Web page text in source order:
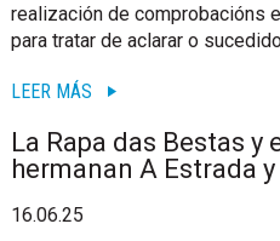
realización de comprobacións
para tratar de aclarar o
LEER MÁS
La Rapa das Bestas y
hermanan A Estrada
16.06.25